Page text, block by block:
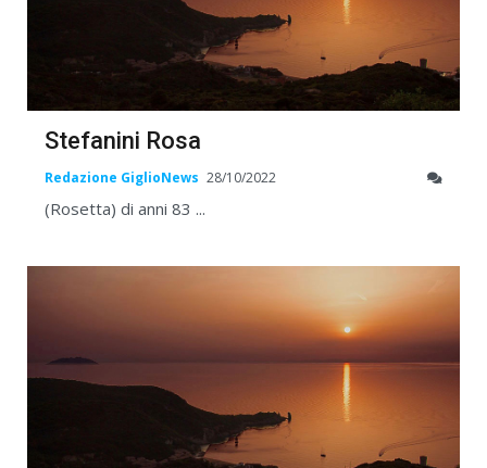
Stefanini Rosa
Redazione GiglioNews 28/10/2022
(Rosetta) di anni 83 ...